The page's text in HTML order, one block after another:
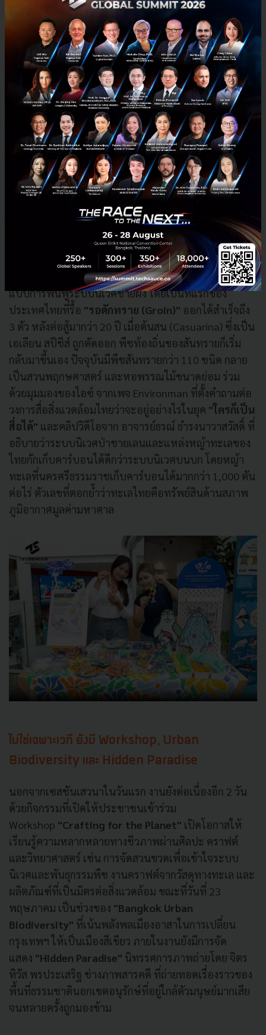
พาผู้ฟังลงไปที่ชะอำ เกล้ามาศ ยิบอิน
ซอย ผู้อำนวยการสำนักงานมูลนิธิพระราชนิเวศน์
มฤคทายวัน เล่าถึงพระราชวังโบราณอายุ 102 ปีของ
พระบาทสมเด็จพระมงกุฎเกล้าเจ้าอยู่หัว ที่กลายเป็นต้น
แบบการฟื้นฟูระบบนิเวศชายฝั่ง โดยเป็นที่แรกของ
ประเทศไทยที่รื้อ "รอดักทราย (Groin)" ออกได้สำเร็จถึง
3 ตัว หลังต่อสู้มากว่า 20 ปี เมื่อต้นสน (Casuarina) ซึ่งเป็น
เอเลียน สปีชีส์ ถูกตัดออก พืชท้องถิ่นของสันทรายก็เริ่ม
กลับมาขึ้นเอง ปัจจุบันมีพืชสันทรายกว่า 110 ชนิด กลาย
เป็นสวนพฤกษศาสตร์ และหอพรรณไม้ขนาดย่อม ร่วม
ด้วยมุมมองของไอซ์ จากเพจ Environman ที่ตั้งคำถามต่อ
วงการสื่อสิ่งแวดล้อมไทยว่าจะอยู่อย่างไรในยุค "ใครก็เป็น
สื่อได้" และคลิปวิดีโอจาก อาจารย์ธรณ์ ธำรงนาวาสวัสดิ์ ที่
อธิบายว่าระบบนิเวศป่าชายเลนและแหล่งหญ้าทะเลของ
ไทยกักเก็บคาร์บอนได้ดีกว่าระบบนิเวศบนบก โดยหญ้า
ทะเลที่นครศรีธรรมราชเก็บคาร์บอนได้มากกว่า 1,000 ตัน
ต่อไร่ ตัวเลขที่ตอกย้ำว่าทะเลไทยคือทรัพย์สินด้านสภาพ
ภูมิอากาศมูลค่ามหาศาล
ไม่ใช่เฉพาะเวที ยังมี Workshop, Urban
Biodiversity และ Hidden Paradise
นอกจากเซสชันเสวนาในวันแรก งานยังต่อเนื่องอีก 2 วัน
ด้วยกิจกรรมที่เปิดให้ประชาชนเข้าร่วม
Workshop "Crafting for the Planet" เปิดโอกาสให้
เรียนรู้ความหลากหลายทางชีวภาพผ่านศิลปะ คราฟต์
และวิทยาศาสตร์ เช่น การจัดสวนขวดเพื่อเข้าใจระบบ
นิเวศและพันธุกรรมพืช งานคราฟต์จากวัสดุทางทะเล และ
ผลิตภัณฑ์ที่เป็นมิตรต่อสิ่งแวดล้อม ขณะที่วันที่ 23
พฤษภาคม เป็นช่วงของ "Bangkok Urban
Biodiversity" ที่เน้นพลังพลเมืองอาสาในการเปลี่ยน
กรุงเทพฯ ให้เป็นเมืองสีเขียว ภายในงานยังมีการจัด
แสดง "Hidden Paradise" นิทรรศการภาพถ่ายโดย จิตร
ทิวัส พรประเสริฐ ช่างภาพสารคดี ที่ถ่ายทอดเรื่องราวของ
พื้นที่ธรรมชาตินอกเขตอนุรักษ์ที่อยู่ใกล้ตัวมนุษย์มากเสีย
จนหลายครั้งถูกมองข้าม